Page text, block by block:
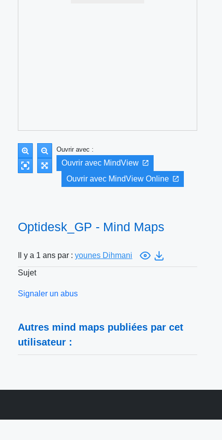
Ouvrir avec :
Ouvrir avec MindView
Ouvrir avec MindView Online
Optidesk_GP - Mind Maps
Il y a 1 ans par : younes Dihmani
Sujet
Signaler un abus
Autres mind maps publiées par cet
utilisateur :